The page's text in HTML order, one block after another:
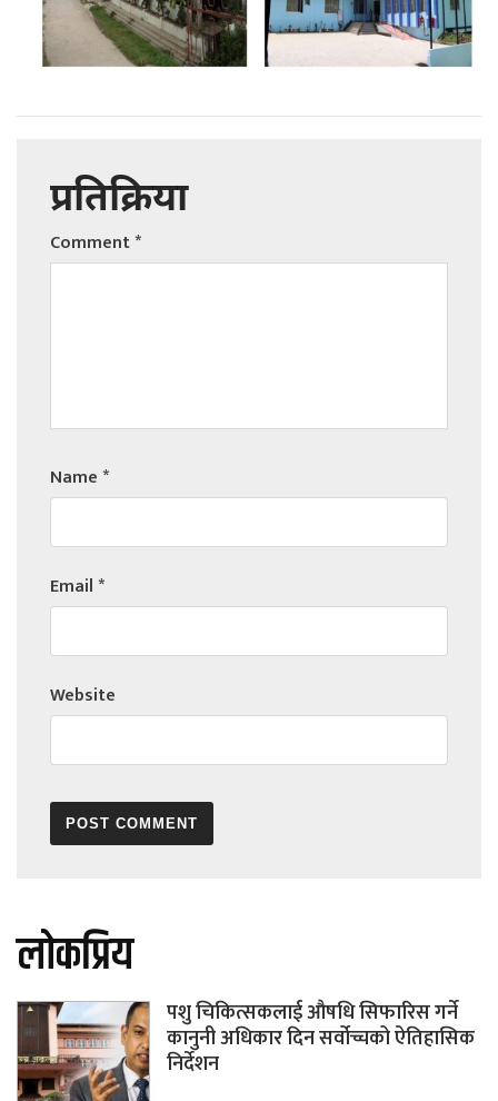
प्रतिक्रिया
Comment*
Name*
Email*
Website
लोकप्रिय
पशु चिकित्सकलाई औषधि सिफारिस गर्ने
कानुनी अधिकार दिन सर्वोच्चको ऐतिहासिक
निर्देशन